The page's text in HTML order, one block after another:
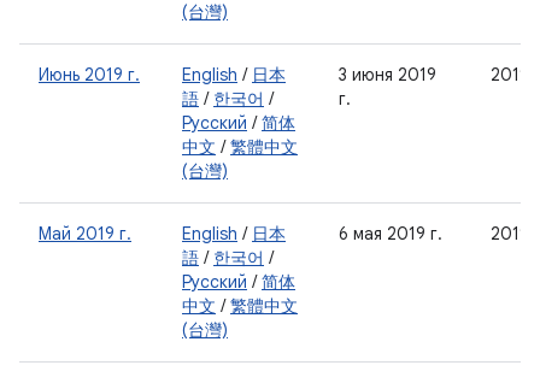
(台灣)
Июнь 2019 г. English / 日本
語 / 한국어 /
Русский /简体
中文 /繁體中文
(台灣)
3 июня 2019
г.
Май 2019 г. English / 日本
語 / 한국어 /
Русский /简体
中文 /繁體中文
(台灣)
6 мая 2019 г.